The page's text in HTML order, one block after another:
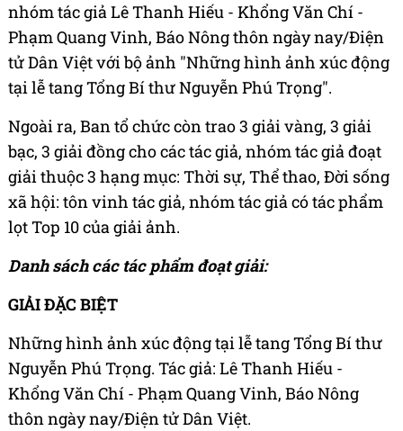
nhóm tác giả Lê Thanh Hiếu - Khổng Văn Chí -
Phạm Quang Vinh, Báo Nông thôn ngày nay/Điện
tử Dân Việt với bộ ảnh "Những hình ảnh xúc động
tại lễ tang Tổng Bí thư Nguyễn Phú Trọng".
Ngoài ra, Ban tổ chức còn trao 3 giải vàng, 3 giải
bạc, 3 giải đồng cho các tác giả, nhóm tác giả đoạt
giải thuộc 3 hạng mục: Thời sự, Thể thao, Đời sống
xã hội: tôn vinh tác giả, nhóm tác giả có tác phẩm
lọt Top 10 của giải ảnh.
Danh sách các tác phẩm đoạt giải:
GIẢI ĐẶC BIỆT
Những hình ảnh xúc động tại lễ tang Tổng Bí thư
Nguyễn Phú Trọng. Tác giả: Lê Thanh Hiếu -
Khổng Văn Chí - Phạm Quang Vinh, Báo Nông
thôn ngày nay/Điện tử Dân Việt.